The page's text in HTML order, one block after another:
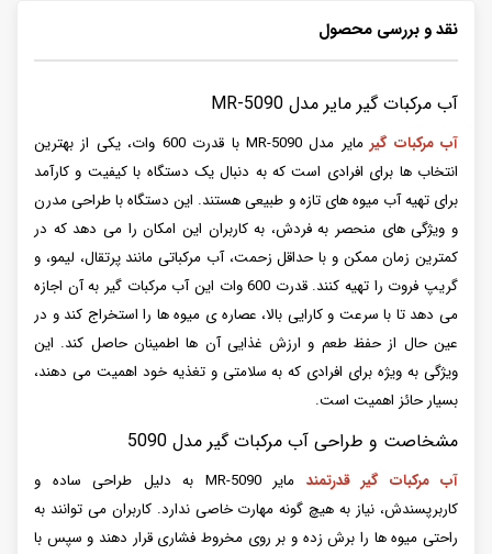
نقد و بررسی محصول
آب مرکبات گیر مایر مدل MR-5090
آب مرکبات گیر
مایر مدل MR-5090 با قدرت 600 وات، یکی از بهترین
انتخاب ها برای افرادی است که به دنبال یک دستگاه با کیفیت و کارآمد
برای تهیه آب میوه های تازه و طبیعی هستند. این دستگاه با طراحی مدرن
و ویژگی های منحصر به فردش، به کاربران این امکان را می دهد که در
کمترین زمان ممکن و با حداقل زحمت، آب مرکباتی مانند پرتقال، لیمو، و
گریپ فروت را تهیه کنند. قدرت 600 وات این آب مرکبات گیر به آن اجازه
می دهد تا با سرعت و کارایی بالا، عصاره ی میوه ها را استخراج کند و در
عین حال از حفظ طعم و ارزش غذایی آن ها اطمینان حاصل کند. این
ویژگی به ویژه برای افرادی که به سلامتی و تغذیه خود اهمیت می دهند،
بسیار حائز اهمیت است.
مشخاصت و طراحی آب مرکبات گیر مدل 5090
آب مرکبات گیر قدرتمند
مایر MR-5090 به دلیل طراحی ساده و
کاربرپسندش، نیاز به هیچ گونه مهارت خاصی ندارد. کاربران می توانند به
راحتی میوه ها را برش زده و بر روی مخروط فشاری قرار دهند و سپس با